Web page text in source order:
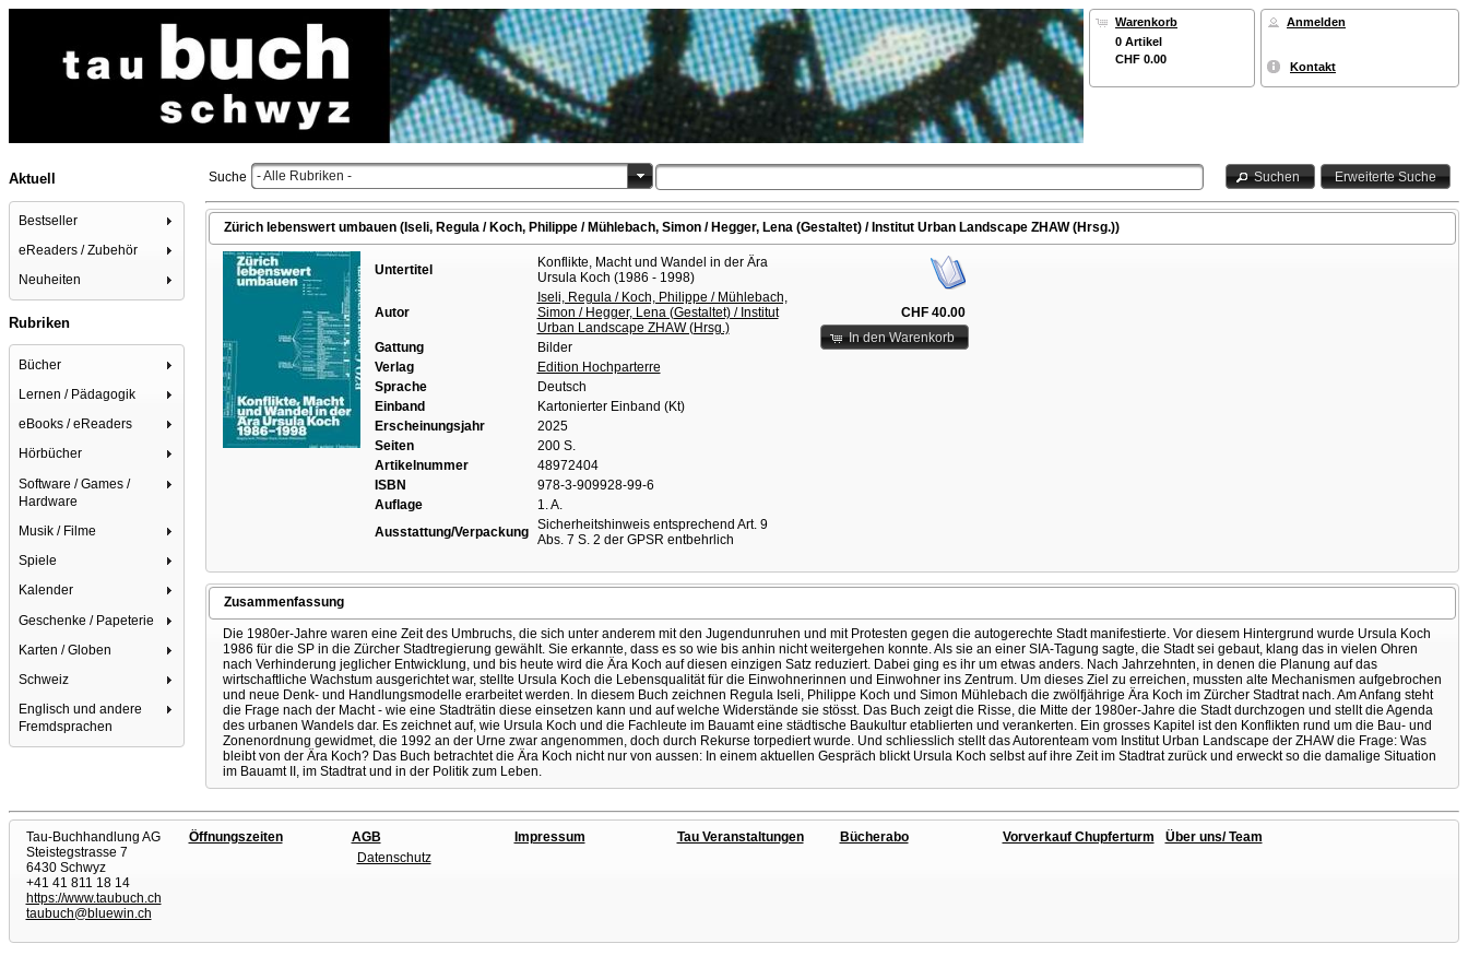
Warenkorb
0 Artikel
CHF 0.00
Anmelden
Kontakt
Aktuell
Bestseller
eReaders / Zubehör
Neuheiten
Rubriken
Bücher
Lernen / Pädagogik
eBooks / eReaders
Hörbücher
Software / Games /
Hardware
Musik / Filme
Spiele
Kalender
Geschenke / Papeterie
Karten / Globen
Schweiz
Englisch und andere
Fremdsprachen
Suche - Alle Rubriken - Suchen Erweiterte Suche
Zürich lebenswert umbauen (Iseli, Regula / Koch, Philippe / Mühlebach, Simon / Hegger, Lena (Gestaltet) / Institut Urban Landscape ZHAW (Hrsg.))
Untertitel
Konflikte, Macht und Wandel in der Ära
Ursula Koch (1986 - 1998)
Autor
Iseli, Regula / Koch, Philippe / Mühlebach,
Simon / Hegger, Lena (Gestaltet) / Institut
Urban Landscape ZHAW (Hrsg.)
Gattung
Bilder
Verlag
Edition Hochparterre
Sprache
Deutsch
Einband
Kartonierter Einband (Kt)
Erscheinungsjahr
2025
Seiten
200 S.
Artikelnummer
48972404
ISBN
978-3-909928-99-6
Auflage
1. A.
Ausstattung/Verpackung
Sicherheitshinweis entsprechend Art. 9
Abs. 7 S. 2 der GPSR entbehrlich
CHF 40.00
In den Warenkorb
Zusammenfassung
Die 1980er-Jahre waren eine Zeit des Umbruchs, die sich unter anderem mit den Jugendunruhen und mit Protesten gegen die autogerechte Stadt manifestierte. Vor diesem Hintergrund wurde Ursula Koch
1986 für die SP in die Zürcher Stadtregierung gewählt. Sie erkannte, dass es so wie bis anhin nicht weitergehen konnte. Als sie an einer SIA-Tagung sagte, die Stadt sei gebaut, klang das in vielen Ohren
nach Verhinderung jeglicher Entwicklung, und bis heute wird die Ära Koch auf diesen einzigen Satz reduziert. Dabei ging es ihr um etwas anders. Nach Jahrzehnten, in denen die Planung auf das
wirtschaftliche Wachstum ausgerichtet war, stellte Ursula Koch die Lebensqualität für die Einwohnerinnen und Einwohner ins Zentrum. Um dieses Ziel zu erreichen, mussten alte Mechanismen aufgebrochen
und neue Denk- und Handlungsmodelle erarbeitet werden. In diesem Buch zeichnen Regula Iseli, Philippe Koch und Simon Mühlebach die zwölfjährige Ära Koch im Zürcher Stadtrat nach. Am Anfang steht
die Frage nach der Macht - wie eine Stadträtin diese einsetzen kann und auf welche Widerstände sie stösst. Das Buch zeigt die Risse, die Mitte der 1980er-Jahre die Stadt durchzogen und stellt die Agenda
des urbanen Wandels dar. Es zeichnet auf, wie Ursula Koch und die Fachleute im Bauamt eine städtische Baukultur etablierten und verankerten. Ein grosses Kapitel ist den Konflikten rund um die Bau- und
Zonenordnung gewidmet, die 1992 an der Urne zwar angenommen, doch durch Rekurse torpediert wurde. Und schliesslich stellt das Autorenteam vom Institut Urban Landscape der ZHAW die Frage: Was
bleibt von der Ära Koch? Das Buch betrachtet die Ära Koch nicht nur von aussen: In einem aktuellen Gespräch blickt Ursula Koch selbst auf ihre Zeit im Stadtrat zurück und erweckt so die damalige Situation
im Bauamt II, im Stadtrat und in der Politik zum Leben.
Tau-Buchhandlung AG
Steistegstrasse 7
6430 Schwyz
+41 41 811 18 14
https://www.taubuch.ch
taubuch@bluewin.ch
Öffnungszeiten
AGB
Datenschutz
Impressum Tau Veranstaltungen Bücherabo Vorverkauf Chupferturm Über uns/ Team